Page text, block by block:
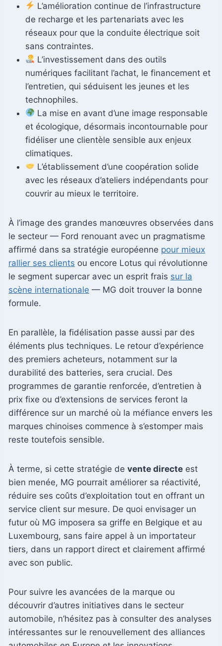
L’amélioration continue de l’infrastructure
de recharge et les partenariats avec les
réseaux pour que la conduite électrique soit
sans contraintes.
L’investissement dans des outils
numériques facilitant l’achat, le financement et
l’entretien, qui séduisent les jeunes et les
technophiles.
La mise en avant d’une image responsable
et écologique, désormais incontournable pour
fidéliser une clientèle sensible aux enjeux
climatiques.
L’établissement d’une coopération solide
avec les réseaux d’ateliers indépendants pour
couvrir au mieux le territoire.
À l’image des grandes manœuvres observées dans
le secteur — Ford renouant avec un pragmatisme
affirmé dans sa stratégie européenne pour mieux
rallier ses clients ou encore Lotus qui révolutionne
le segment supercar avec un esprit frais sur la
scène internationale — MG doit trouver la bonne
formule.
En parallèle, la fidélisation passe aussi par des
éléments plus techniques. Le retour d’expérience
des premiers acheteurs, notamment sur la
durabilité des batteries, sera crucial. Des
programmes de garantie renforcée, d’entretien à
prix fixe ou d’extensions de services feront la
différence sur un marché où la méfiance envers les
marques chinoises commence à s’estomper mais
reste toutefois sensible.
À terme, si cette stratégie de vente directe est
bien menée, MG pourrait améliorer sa réactivité,
réduire ses coûts d’exploitation tout en offrant un
service client sur mesure. De quoi envisager un
futur où MG imposera sa griffe en Belgique et au
Luxembourg, sans faire appel à un importateur
tiers, dans un rapport direct et clairement affirmé
avec son public.
Pour suivre les avancées de la marque ou
découvrir d’autres initiatives dans le secteur
automobile, n’hésitez pas à consulter des analyses
intéressantes sur le renouvellement des alliances